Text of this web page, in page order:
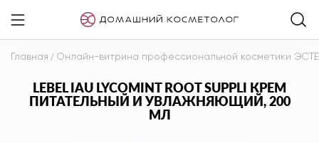
Главная / Онлайн-витрина профессиональной косметики
LEBEL IAU LYCOMINT ROOT SUPPLI КРЕМ
ПИТАТЕЛЬНЫЙ И УВЛАЖНЯЮЩИЙ, 200
МЛ